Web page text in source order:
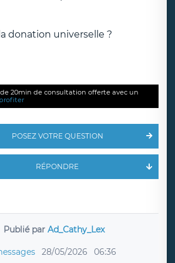
donation universelle ?
20min de consultation offerte avec un
POSEZ VOTRE QUESTION
RÉPONDRE
Publié par Ad_Cathy_Lex
28/05/2026 06:36